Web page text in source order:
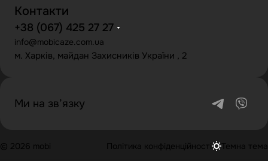
Контакти
+38 (067) 425 27 27
info@mobicaze.com.ua
м. Харків, майдан Захисників України , 2
Ми на зв’язку
© 2026 mobi Політика конфіденційності Темна тема